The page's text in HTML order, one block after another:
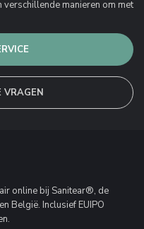
manieren om met
VRAGEN
online bij Sanitear®, de
België. Inclusief EUIPO